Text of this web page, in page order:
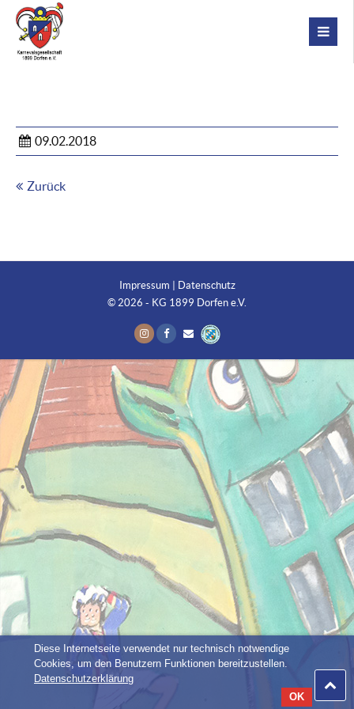
09.02.2018
Zurück
Impressum
Datenschutz
© 2026 - KG 1899 Dorfen e.V.
Diese Internetseite verwendet nur technisch notwendige
Cookies, um den Benutzern Funktionen bereitzustellen.
Datenschutzerklärung
OK